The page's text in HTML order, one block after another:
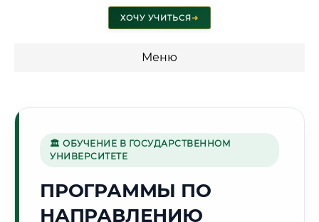
ХОЧУ УЧИТЬСЯ➜
Меню
специальности"
Стоимость по программам обучения "Судебная экспертиза"
Стоимость по программам обучения "Экспертиза"
🏛 ОБУЧЕНИЕ В ГОСУДАРСТВЕННОМ
УНИВЕРСИТЕТЕ
ПРОГРАММЫ ПО
НАПРАВЛЕНИЮ